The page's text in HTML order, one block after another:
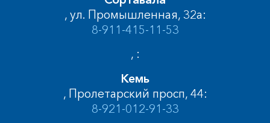
, ул. Промышленная, 32а:
8-911-415-11-53
, :
Кемь
, Пролетарский просп, 44:
8-921-012-91-33